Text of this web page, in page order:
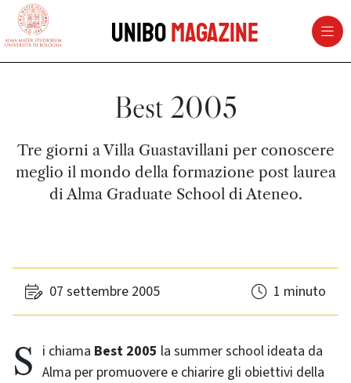
vai al contenuto della pagina
UniboMagazine
Best 2005
Tre giorni a Villa Guastavillani per conoscere
meglio il mondo della formazione post laurea
di Alma Graduate School di Ateneo.
07 settembre 2005 1 minuto
Si chiama Best 2005 la summer school ideata da
Alma per promuovere e chiarire gli obiettivi della